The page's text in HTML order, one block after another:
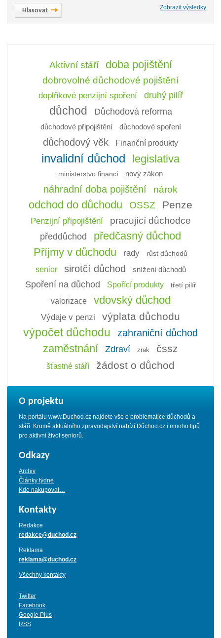
Zobrazit výsledky
Aktivní stáří doba pojištění
dobrovolné důchodové pojištění
doplňkové penzijní spoření druhý pilíř
důchod Důchodová reforma
důchodové připojištění důchodové spoření
důchodový věk Finanční produkty
invalidní důchod legislativa
ministerstvo financí nový zákon
náhradní doba pojištění nárok
odchod do důchodu OSSZ Penze
Penzijní připojištění pracující důchodce
předdůchod předčasný důchod
Příjmy v důchodu rady růst důchodů
senior sirotčí důchod snížení důchodů
Spoření na důchod Spořící produkty třetí pilíř
valorizace vdovský důchod
Výdaje v penzi výplata důchodu
výpočet důchodu zahraniční důchod
zaměstnání Zdraví zrak čssz
šťastné stáří žádost o důchod
O projektu
Na portálu www.Duchod.cz najdete vše o problematice důchodů a
stáří. Kromě aktuálního zpravodajství nabízí Důchod.cz i mnoho tipů
pro aktivní život seniorů.
Odkazy
Archiv
Články týdne
Kde nakupovat…
Kontakty
Redakce
redakce@duchod.cz
Reklama
reklama@duchod.cz
Všechny kontakty
Twitter
Facebook
Google Plus
RSS